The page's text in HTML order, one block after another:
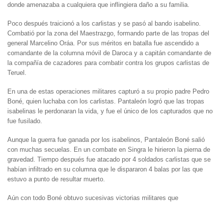
donde amenazaba a cualquiera que inflingiera daño a su familia.
Poco después traicionó a los carlistas y se pasó al bando isabelino.
Combatió por la zona del Maestrazgo, formando parte de las tropas del
general Marcelino Oráa. Por sus méritos en batalla fue ascendido a
comandante de la columna móvil de Daroca y a capitán comandante de
la compañía de cazadores para combatir contra los grupos carlistas de
Teruel.
En una de estas operaciones militares capturó a su propio padre Pedro
Boné, quien luchaba con los carlistas. Pantaleón logró que las tropas
isabelinas le perdonaran la vida, y fue el único de los capturados que no
fue fusilado.
Aunque la guerra fue ganada por los isabelinos, Pantaleón Boné salió
con muchas secuelas. En un combate en Singra le hirieron la pierna de
gravedad. Tiempo después fue atacado por 4 soldados carlistas que se
habían infiltrado en su columna que le dispararon 4 balas por las que
estuvo a punto de resultar muerto.
Aún con todo Boné obtuvo sucesivas victorias militares que